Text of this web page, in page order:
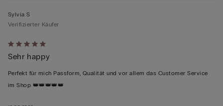
Mit
5
von
5
Sylvia S
Verifizierter Käufer
Sehr happy
Perfekt für mich Passform, Qualität und vor allem das Customer Service
im Shop 👑👑👑👑👑